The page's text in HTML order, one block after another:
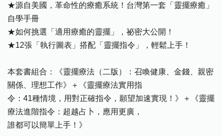
★源自美國，革命性的療癒系統！台灣第一套「靈擺療癒」
自學手冊
★如何挑選「適用療癒的靈擺」，祕密大公開！
★12張「執行圖表」搭配「靈擺指令」，輕鬆上手！
本套書組合：《靈擺療法（二版）：召喚健康、金錢、親密
關係、理想工作》＋《靈擺療法實用指
令：41種情境，用對正確指令，願望加速實現！》＋《靈擺
療法進階指令：超越占卜，應用更廣，
誰都可以簡單上手！》